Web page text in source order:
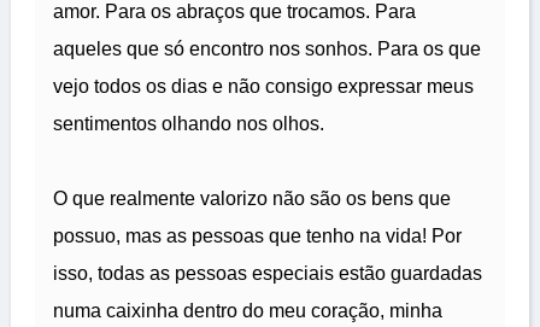
amor. Para os abraços que trocamos. Para
aqueles que só encontro nos sonhos. Para os que
vejo todos os dias e não consigo expressar meus
sentimentos olhando nos olhos.
O que realmente valorizo não são os bens que
possuo, mas as pessoas que tenho na vida! Por
isso, todas as pessoas especiais estão guardadas
numa caixinha dentro do meu coração, minha